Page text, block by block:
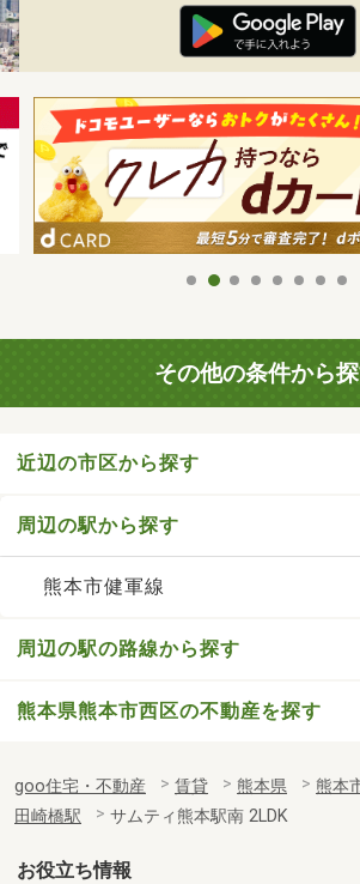
その他の条件から
近辺の市区から探す
周辺の駅から探す
熊本市健軍線
周辺の駅の路線から探す
熊本県熊本市西区の不動産を探す
goo住宅・不動産 賃貸 熊本県 熊本
田崎橋駅
サムティ熊本駅南 2LDK
お役立ち情報